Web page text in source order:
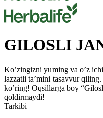
GILOSLI
Ko’zingizni yuming va o’z
lazzatli ta’mini tasavvur
ko’ring! Oqsillarga boy
qoldirmaydi!
Tarkibi